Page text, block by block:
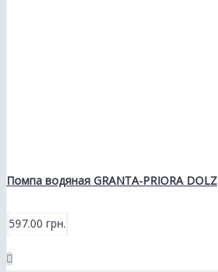
Помпа водяная GRANTA-PRIORA DOLZ
597.00 грн.